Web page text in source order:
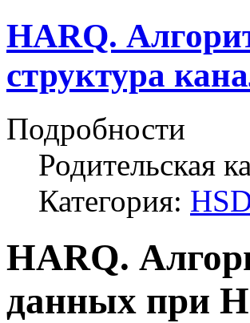
HARQ.
структура
Подробности
Родительская
Категория:
HARQ.
данных при